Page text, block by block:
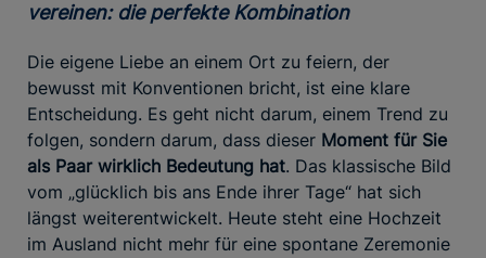
vereinen: die perfekte Kombination
Die eigene Liebe an einem Ort zu feiern, der
bewusst mit Konventionen bricht, ist eine klare
Entscheidung. Es geht nicht darum, einem Trend zu
folgen, sondern darum, dass dieser Moment für Sie
als Paar wirklich Bedeutung hat. Das klassische Bild
vom „glücklich bis ans Ende ihrer Tage“ hat sich
längst weiterentwickelt. Heute steht eine Hochzeit
im Ausland nicht mehr für eine spontane Zeremonie